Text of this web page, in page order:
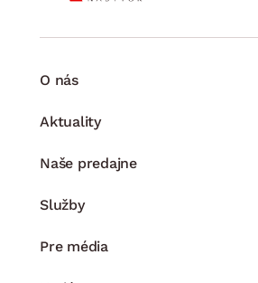
O nás
Aktuality
Naše predajne
Služby
Pre média